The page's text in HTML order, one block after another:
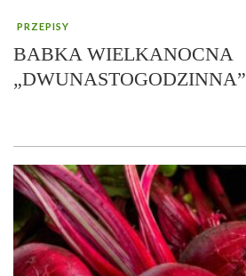
PRZEPISY
BABKA WIELKANOCNA
„DWUNASTOGODZINNA”